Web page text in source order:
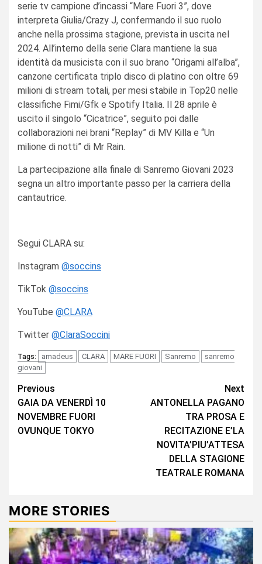
serie tv campione d’incassi “Mare Fuori 3”, dove
interpreta Giulia/Crazy J, confermando il suo ruolo
anche nella prossima stagione, prevista in uscita nel
2024. All’interno della serie Clara mantiene la sua
identità da musicista con il suo brano “Origami all’alba”,
canzone certificata triplo disco di platino con oltre 69
milioni di stream totali, per mesi stabile in Top20 nelle
classifiche Fimi/Gfk e Spotify Italia. Il 28 aprile è
uscito il singolo “Cicatrice”, seguito poi dalle
collaborazioni nei brani “Replay” di MV Killa e “Un
milione di notti” di Mr Rain.
La partecipazione alla finale di Sanremo Giovani 2023
segna un altro importante passo per la carriera della
cantautrice.
Segui CLARA su:
Instagram @soccins
TikTok @soccins
YouTube @CLARA
Twitter @ClaraSoccini
Tags: amadeus CLARA MARE FUORI Sanremo
sanremo
giovani
Continue
Reading
Previous
GAIA DA VENERDÌ 10
NOVEMBRE FUORI
OVUNQUE TOKYO
Next
ANTONELLA PAGANO
TRA PROSA E
RECITAZIONE E’LA
NOVITA’PIU’ATTESA
DELLA STAGIONE
TEATRALE ROMANA
MORE STORIES